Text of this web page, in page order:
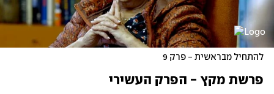
להתחיל מבראשית - פרק 9
פרשת מקץ - הפרק העשירי